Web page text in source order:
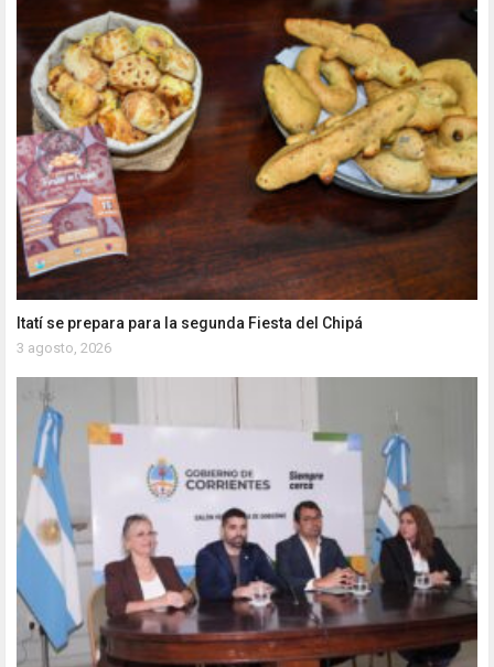
Itatí se prepara para la segunda Fiesta del Chipá
3 agosto, 2026